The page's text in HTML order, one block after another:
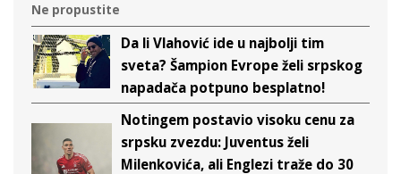
Ne propustite
Da li Vlahović ide u najbolji tim
sveta? Šampion Evrope želi srpskog
napadača potpuno besplatno!
Notingem postavio visoku cenu za
srpsku zvezdu: Juventus želi
Milenkovića, ali Englezi traže do 30